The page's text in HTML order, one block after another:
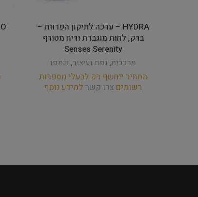
HYDRA – ערכה לתיקון הפרוות –
ברק, לחות מוגברת וריח מטורף
Senses Serenity
מרככים, נפח ועיצוב, שמפו
המחיר ייחשף רק לבעלי מספרות
רשומים צרו קשר למידע נוסף